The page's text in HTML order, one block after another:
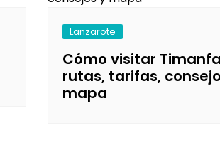
Lanzarote
Cómo visitar
rutas, tarifas,
mapa